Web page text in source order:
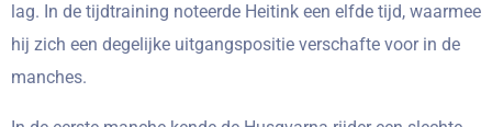
lag. In de tijdtraining noteerde Heitink een elfde tijd, waarmee
hij zich een degelijke uitgangspositie verschafte voor in de
manches.